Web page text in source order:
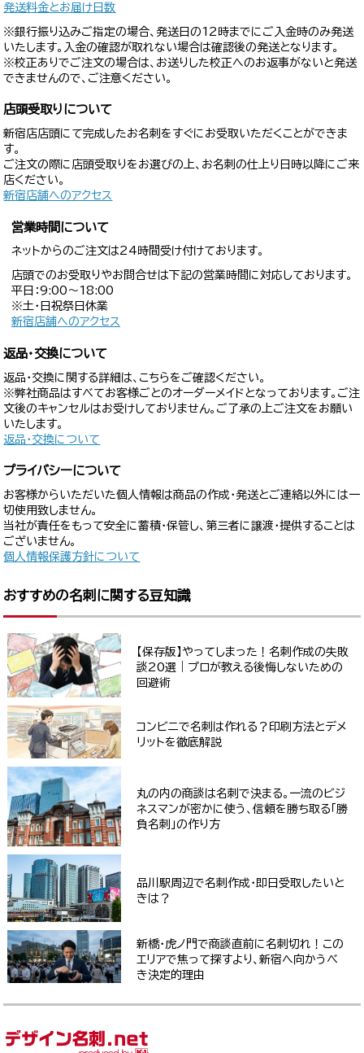
発送料金とお届け日数
※銀行振り込みご指定の場合、発送日の12時までにご入金時のみ発送
いたします。入金の確認が取れない場合は確認後の発送となります。
※校正ありでご注文の場合は、お送りした校正へのお返事がないと発送
できませんので、ご注意ください。
店頭受取りについて
新宿店店頭にて完成したお名刺をすぐにお受取いただくことができま
す。
ご注文の際に店頭受取りをお選びの上、お名刺の仕上り日時以降にご来
店ください。
新宿店舗へのアクセス
営業時間について
ネットからのご注文は24時間受け付けております。
店頭でのお受取りやお問合せは下記の営業時間に対応しております。
平日：9:00〜18:00
※土・日祝祭日休業
新宿店舗へのアクセス
返品・交換について
返品・交換に関する詳細は、こちらをご確認ください。
※弊社商品はすべてお客様ごとのオーダーメイドとなっております。ご注
文後のキャンセルはお受けしておりません。ご了承の上ご注文をお願い
いたします。
返品・交換について
プライバシーについて
お客様からいただいた個人情報は商品の作成・発送とご連絡以外には一
切使用致しません。
当社が責任をもって安全に蓄積・保管し、第三者に譲渡・提供することは
ございません。
個人情報保護方針について
おすすめの名刺に関する豆知識
【保存版】やってしまった！名刺作成の失敗
談20選｜プロが教える後悔しないための
回避術
コンビニで名刺は作れる？印刷方法とデメ
リットを徹底解説
丸の内の商談は名刺で決まる。一流のビジ
ネスマンが密かに使う、信頼を勝ち取る「勝
負名刺」の作り方
品川駅周辺で名刺作成・即日受取したいと
きは？
新橋・虎ノ門で商談直前に名刺切れ！この
エリアで焦って探すより、新宿へ向かうべ
き決定的理由